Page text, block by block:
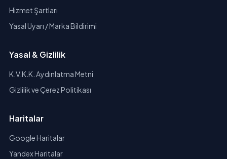
Hizmet Şartları
Yasal Uyarı / Marka Bildirimi
Yasal & Gizlilik
K.V.K.K. Aydınlatma Metni
Gizlilik ve Çerez Politikası
Haritalar
Google Haritalar
Yandex Haritalar